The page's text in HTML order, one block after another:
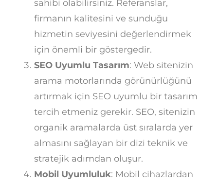
sahibi olabilirsiniz. Referanslar,
firmanın kalitesini ve sunduğu
hizmetin seviyesini değerlendirmek
için önemli bir göstergedir.
SEO Uyumlu Tasarım: Web sitenizin
arama motorlarında görünürlüğünü
artırmak için SEO uyumlu bir tasarım
tercih etmeniz gerekir. SEO, sitenizin
organik aramalarda üst sıralarda yer
almasını sağlayan bir dizi teknik ve
stratejik adımdan oluşur.
Mobil Uyumluluk: Mobil cihazlardan